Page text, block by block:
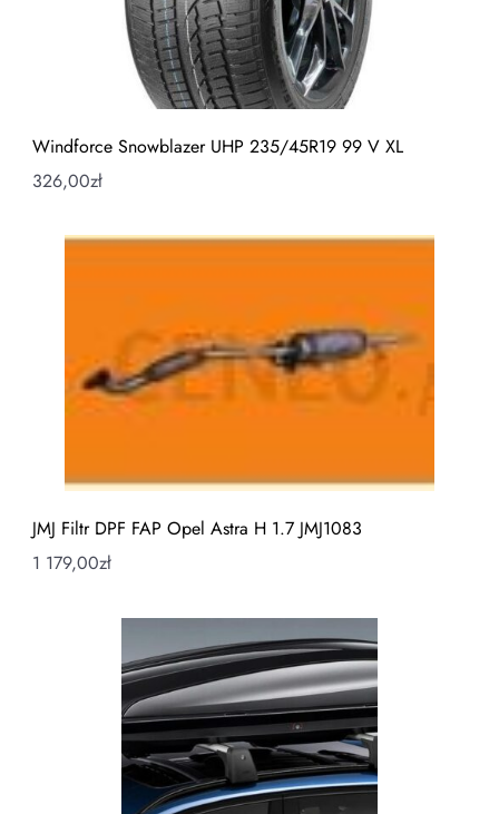
Windforce Snowblazer UHP 235/45R19 99 V XL
326,00zł
JMJ Filtr DPF FAP Opel Astra H 1.7 JMJ1083
1 179,00zł